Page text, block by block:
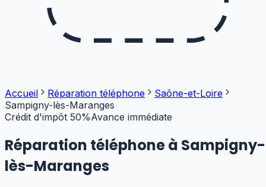
Accueil Réparation téléphone
Saône-et-Loire
Sampigny-lès-Maranges
Crédit d'impôt 50%Avance immédiate
Réparation téléphone à Sampigny-
lès-Maranges